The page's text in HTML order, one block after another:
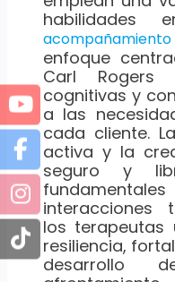
enfoque
Carl Rogers
cognitivas y
a las
cada cliente.
activa y la
seguro y
interacciones
los terapeutas
resiliencia,
desarrollo